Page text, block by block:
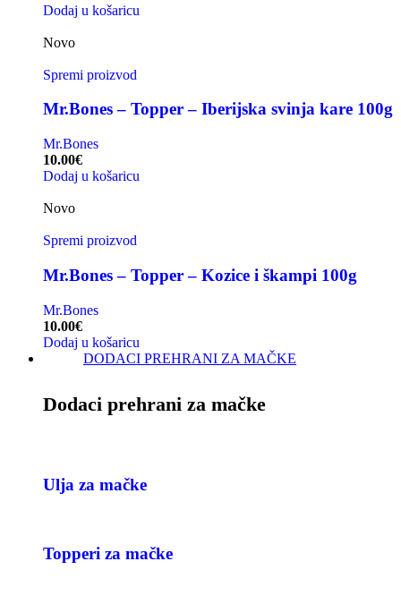
Dodaj u košaricu
Novo
Spremi proizvod
Mr.Bones – Topper – Iberijska svinja kare 100g
Mr.Bones
10.00€
Dodaj u košaricu
Novo
Spremi proizvod
Mr.Bones – Topper – Kozice i škampi 100g
Mr.Bones
10.00€
Dodaj u košaricu
DODACI PREHRANI ZA MAČKE
Dodaci prehrani za mačke
Ulja za mačke
Topperi za mačke